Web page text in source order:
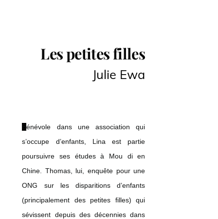
Les petites filles
Julie Ewa
Bénévole dans une association qui
s’occupe d’enfants, Lina est partie
poursuivre ses études à Mou di en
Chine. Thomas, lui, enquête pour une
ONG sur les disparitions d’enfants
(principalement des petites filles) qui
sévissent depuis des décennies dans